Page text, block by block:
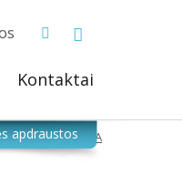
Kontaktai